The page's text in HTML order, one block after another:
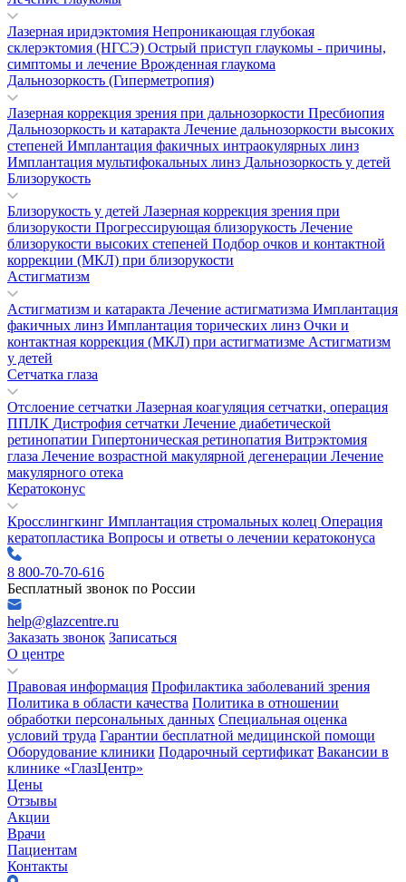
Лазерная иридэктомия Непроникающая глубокая
склерэктомия (НГСЭ) Острый приступ глаукомы - причины,
симптомы и лечение Врожденная глаукома
Дальнозоркость (Гиперметропия)
Лазерная коррекция зрения при дальнозоркости Пресбиопия
Дальнозоркость и катаракта Лечение дальнозоркости высоких
степеней Имплантация факичных интраокулярных линз
Имплантация мультифокальных линз Дальнозоркость у детей
Близорукость
Близорукость у детей Лазерная коррекция зрения при
близорукости Прогрессирующая близорукость Лечение
близорукости высоких степеней Подбор очков и контактной
коррекции (МКЛ) при близорукости
Астигматизм
Астигматизм и катаракта Лечение астигматизма Имплантация
факичных линз Имплантация торических линз Очки и
контактная коррекция (МКЛ) при астигматизме Астигматизм
у детей
Сетчатка глаза
Отслоение сетчатки Лазерная коагуляция сетчатки, операция
ППЛК Дистрофия сетчатки Лечение диабетической
ретинопатии Гипертоническая ретинопатия Витрэктомия
глаза Лечение возрастной макулярной дегенерации Лечение
макулярного отека
Кератоконус
Кросслингкинг Имплантация стромальных колец Операция
кератопластика Вопросы и ответы о лечении кератоконуса
8 800-70-70-616
Бесплатный звонок по России
help@glazcentre.ru
Заказать звонок Записаться
О центре
Правовая информация Профилактика заболеваний зрения
Политика в области качества Политика в отношении
обработки персональных данных Специальная оценка
условий труда Гарантии бесплатной медицинской помощи
Оборудование клиники Подарочный сертификат Вакансии в
клинике «ГлазЦентр»
Цены
Отзывы
Акции
Врачи
Пациентам
Контакты